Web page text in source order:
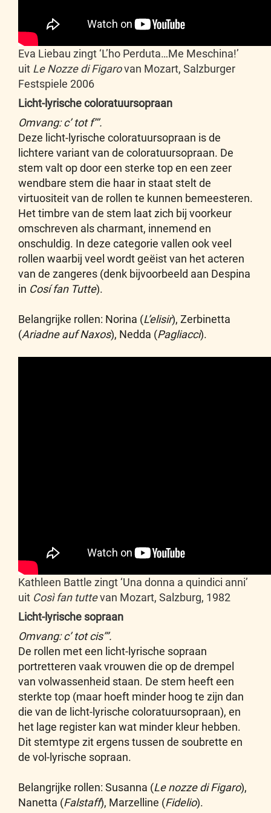
Eva Liebau zingt ‘L’ho Perduta…Me Meschina!’
uit Le Nozze di Figarovan Mozart, Salzburger
Festspiele 2006
Licht-lyrische coloratuursopraan
Omvang: c’ tot f’’’.
Deze licht-lyrische coloratuursopraan is de
lichtere variant van de coloratuursopraan. De
stem valt op door een sterke top en een zeer
wendbare stem die haar in staat stelt de
virtuositeit van de rollen te kunnen bemeesteren.
Het timbre van de stem laat zich bij voorkeur
omschreven als charmant, innemend en
onschuldig. In deze categorie vallen ook veel
rollen waarbij veel wordt geëist van het acteren
van de zangeres (denk bijvoorbeeld aan Despina
in Cosí fan Tutte).
Belangrijke rollen: Norina (L’elisir), Zerbinetta
(Ariadne auf Naxos), Nedda (Pagliacci).
Kathleen Battle zingt ‘Una donna a quindici anni’
uit Così fan tuttevan Mozart, Salzburg, 1982
Licht-lyrische sopraan
Omvang: c’ tot cis’’’.
De rollen met een licht-lyrische sopraan
portretteren vaak vrouwen die op de drempel
van volwassenheid staan. De stem heeft een
sterkte top (maar hoeft minder hoog te zijn dan
die van de licht-lyrische coloratuursopraan), en
het lage register kan wat minder kleur hebben.
Dit stemtype zit ergens tussen de soubrette en
de vol-lyrische sopraan.
Belangrijke rollen: Susanna (Le nozze di Figaro),
Nanetta (Falstaff), Marzelline (Fidelio).